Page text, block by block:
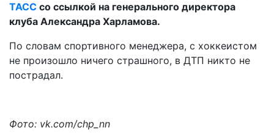
ТАСС со ссылкой на генерального директора
клуба Александра Харламова.
По словам спортивного менеджера, с хоккеистом
не произошло ничего страшного, в ДТП никто не
пострадал.
Фото: vk.com/chp_nn